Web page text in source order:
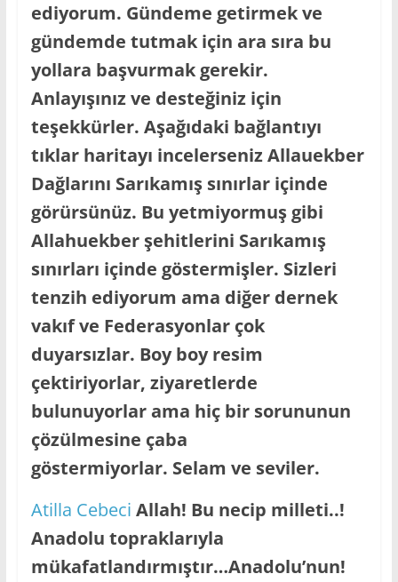
ediyorum. Gündeme getirmek ve
gündemde tutmak için ara sıra bu
yollara başvurmak gerekir.
Anlayışınız ve desteğiniz için
teşekkürler. Aşağıdaki bağlantıyı
tıklar haritayı incelerseniz Allauekber
Dağlarını Sarıkamış sınırlar içinde
görürsünüz. Bu yetmiyormuş gibi
Allahuekber şehitlerini Sarıkamış
sınırları içinde göstermişler. Sizleri
tenzih ediyorum ama diğer dernek
vakıf ve Federasyonlar çok
duyarsızlar. Boy boy resim
çektiriyorlar, ziyaretlerde
bulunuyorlar ama hiç bir sorununun
çözülmesine çaba
göstermiyorlar. Selam ve seviler.
Atilla Cebeci Allah! Bu necip milleti..!
Anadolu topraklarıyla
mükafatlandırmıştır…Anadolu’nun!